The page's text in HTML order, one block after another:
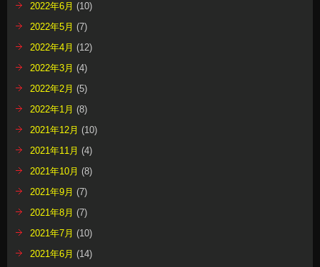
2022年6月 (10)
2022年5月 (7)
2022年4月 (12)
2022年3月 (4)
2022年2月 (5)
2022年1月 (8)
2021年12月 (10)
2021年11月 (4)
2021年10月 (8)
2021年9月 (7)
2021年8月 (7)
2021年7月 (10)
2021年6月 (14)